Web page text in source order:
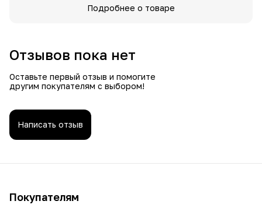
Подробнее о товаре
Отзывов пока нет
Оставьте первый отзыв и помогите
другим покупателям с выбором!
Написать отзыв
Покупателям